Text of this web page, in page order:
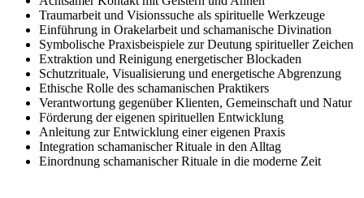
Traumarbeit und Visionssuche als spirituelle Werkzeuge
Einführung in Orakelarbeit und schamanische Divination
Symbolische Praxisbeispiele zur Deutung spiritueller Zeichen
Extraktion und Reinigung energetischer Blockaden
Schutzrituale, Visualisierung und energetische Abgrenzung
Ethische Rolle des schamanischen Praktikers
Verantwortung gegenüber Klienten, Gemeinschaft und Natur
Förderung der eigenen spirituellen Entwicklung
Anleitung zur Entwicklung einer eigenen Praxis
Integration schamanischer Rituale in den Alltag
Einordnung schamanischer Rituale in die moderne Zeit